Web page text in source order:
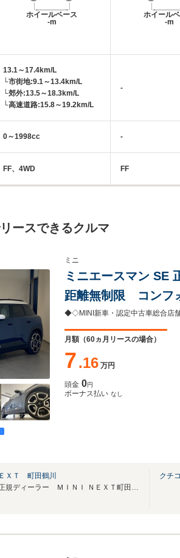
ホイールベース
-m
13.1～17.4km/L
└市街地:9.1～13.4km/L
└郊外:13.5～18.3km/L
└高速道路:15.8～19.2km/L
0～1998cc
FF、4WD
ホイール
-m
-
-
FF
ースできるクルマ
ミニ
ミニエースマン SE
距離無制限 コンフ
メラ シートヒータ
ン
◆◇MINI新車・認定中古車総合
月額（60ヵ月リースの場合）
7.16 万円
頭金 0円
ボーナス払い なし
ＸＴ 町田鶴川
☆★ＭＩＮＩ正規ディーラー ＭＩＮＩ ＮＥＸＴ町田鶴川★☆
クチ